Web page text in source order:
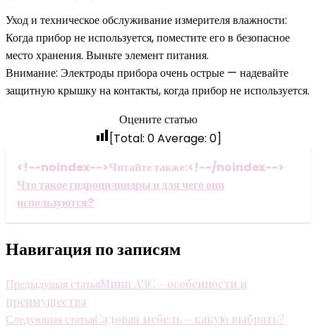
Уход и техническое обслуживание измерителя влажности:
Когда прибор не используется, поместите его в безопасное
место хранения. Выньте элемент питания.
Внимание: Электроды прибора очень острые — надевайте
защитную крышку на контакты, когда прибор не используется.
Оцените статью
[Total: 0Average: 0]
<!--noindex-->Читайте также:<!--/noindex-->
Что такое гидроцилиндры и для чего они
используются?
Навигация по записям
Предыдущая статьяМини АЗС – особенности и
преимущества
Следующая статьяСадовая мебель – какую выбрать?